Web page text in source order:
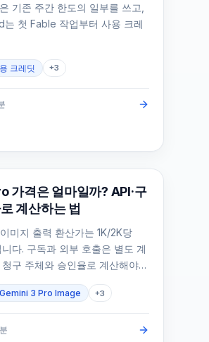
기존 주간 한도의 일부를 쓰고,
첫 Fable 작업부터 사용 크레
크레딧 +3
가격은 얼마일까? API·구
계산하는 법
미지 출력 환산가는 1K/2K당
다. 구독과 외부 호출은 별도 계
구 주체와 승인율로 계산해야
Gemini 3 Pro Image +3
분